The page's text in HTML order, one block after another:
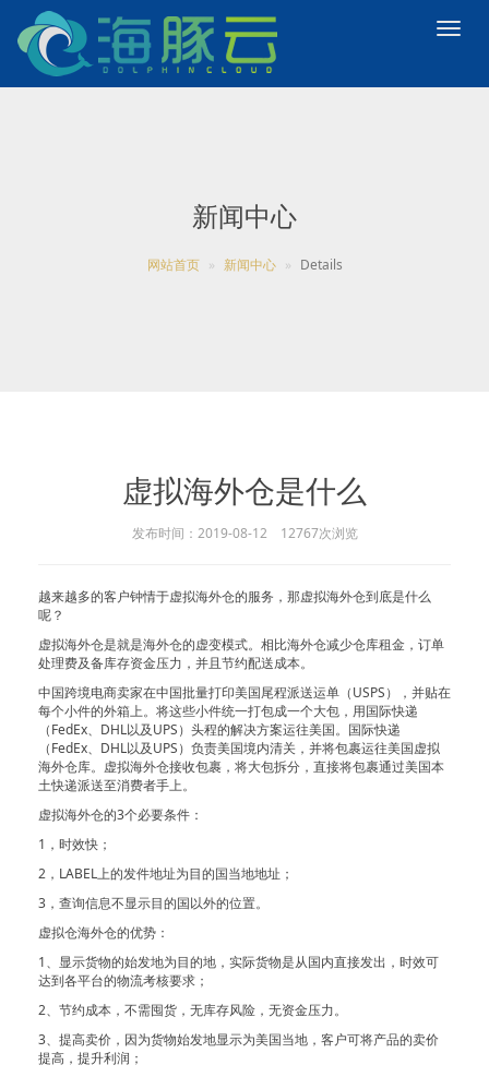
新闻中心
网站首页 新闻中心 Details
虚拟海外仓是什么
发布时间：2019-08-12 12767次浏览
越来越多的客户钟情于虚拟海外仓的服务，那虚拟海外仓到底是什么
呢？
虚拟海外仓是就是海外仓的虚变模式。相比海外仓减少仓库租金，订单
处理费及备库存资金压力，并且节约配送成本。
中国跨境电商卖家在中国批量打印美国尾程派送运单（USPS），并贴在
每个小件的外箱上。将这些小件统一打包成一个大包，用国际快递
（FedEx、DHL以及UPS）头程的解决方案运往美国。国际快递
（FedEx、DHL以及UPS）负责美国境内清关，并将包裹运往美国虚拟
海外仓库。虚拟海外仓接收包裹，将大包拆分，直接将包裹通过美国本
土快递派送至消费者手上。
虚拟海外仓的3个必要条件：
1，时效快；
2，LABEL上的发件地址为目的国当地地址；
3，查询信息不显示目的国以外的位置。
虚拟仓海外仓的优势：
1、显示货物的始发地为目的地，实际货物是从国内直接发出，时效可
达到各平台的物流考核要求；
2、节约成本，不需囤货，无库存风险，无资金压力。
3、提高卖价，因为货物始发地显示为美国当地，客户可将产品的卖价
提高，提升利润；